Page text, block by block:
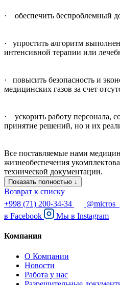
· обеспечить беспроблемный
· упростить алгоритм
интенсивной терапии или
· повысить безопасность и
медицинских газов за счет
· ускорить работу персонала,
принятие решений, но и их
Все поставляемые нами
жизнеобеспечения
технической документации.
Показать полностью ↓
Возврат к списку
+998 (71) 200-34-34
в Facebook Мы в Instagram
Компания
О Компании
Новости
Работа у нас